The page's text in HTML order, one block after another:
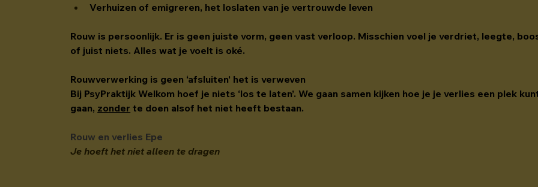
Verhuizen of emigreren, het loslaten van je vertrouwde leven
Rouw is persoonlijk. Er is geen juiste vorm, geen vast verloop. Misschien voel je verdriet, leegte,
of juist niets. Alles wat je voelt is oké.
Rouwverwerking is geen ‘afsluiten’ het is verweven
Bij PsyPraktijk Welkom hoef je niets ‘los te laten’. We gaan samen kijken hoe je je verlies een plek
gaan, zonder te doen alsof het niet heeft bestaan.
Rouw en verlies Epe
Je hoeft het niet alleen te dragen